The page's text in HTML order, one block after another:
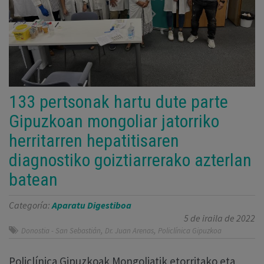
133 pertsonak hartu dute parte
Gipuzkoan mongoliar jatorriko
herritarren hepatitisaren
diagnostiko goiztiarrerako azterlan
batean
Categoría:Aparatu Digestiboa
5 de iraila de 2022
Donostia - San Sebastián, Dr. Juan Arenas, Policlínica Gipuzkoa
Policlínica Gipuzkoak Mongoliatik etorritako eta